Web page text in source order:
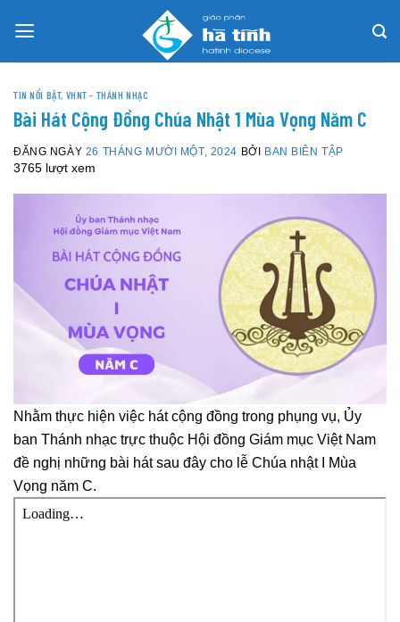
TIN NỔI BẬT, VHNT - THÁNH NHẠC
Bài Hát Cộng Đồng Chúa Nhật 1 Mùa Vọng Năm C
ĐĂNG NGÀY 26 THÁNG MƯỜI MỘT, 2024 BỞI BAN BIÊN TẬP
3765 lượt xem
Nhằm thực hiện việc hát cộng đồng trong phụng vụ, Ủy
ban Thánh nhạc trực thuộc Hội đồng Giám mục Việt Nam
đề nghị những bài hát sau đây cho lễ Chúa nhật I Mùa
Vọng năm C.